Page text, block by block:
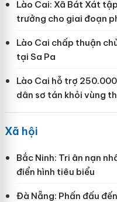
Lào Cai: Xã Bát Xát
trưởng cho giai đoạn
Lào Cai chấp thuận
tại Sa Pa
Lào Cai hỗ trợ
dân sơ tán khỏi vùng
Xã hội
Bắc Ninh: Tri ân nạn
điển hình tiêu biểu
Đà Nẵng: Phấn đấu